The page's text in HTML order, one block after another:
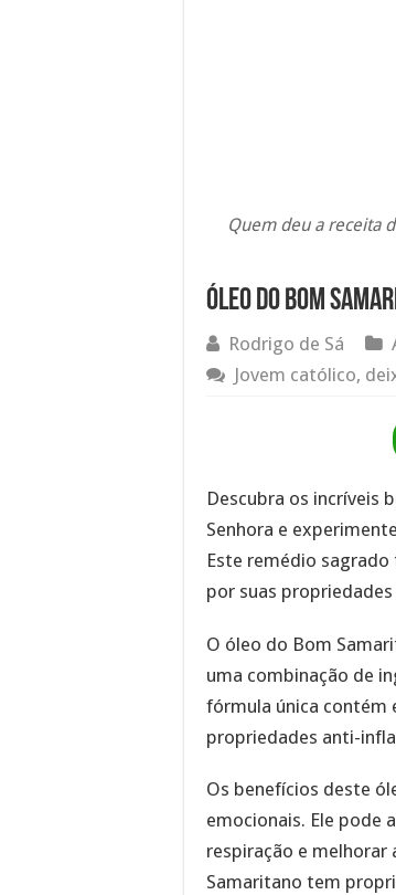
Quem deu a receita
Óleo do Bom
Rodrigo de Sá
Jovem católico,
Descubra os incríveis
Senhora e
Este remédio
por suas
O óleo do Bom
uma combinação de
fórmula única contém
propriedades anti-
Os benefícios deste
emocionais. Ele pode
respiração e melhorar
Samaritano tem